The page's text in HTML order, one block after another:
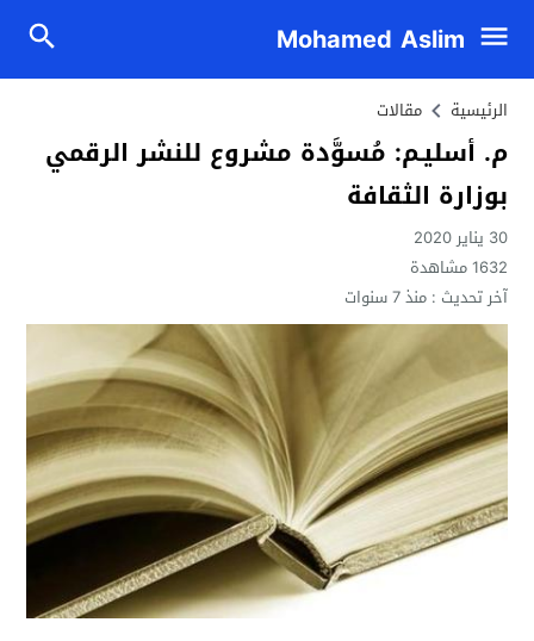
Mohamed Aslim
الرئيسية مقالات
م. أسليـم: مُسوَّدة مشروع للنشر الرقمي
بوزارة الثقافة
30 يناير 2020
1632مشاهدة
آخر تحديث :منذ 7 سنوات